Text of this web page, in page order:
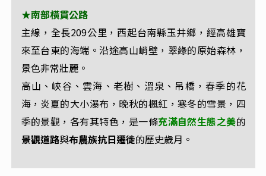
★天池
天池為南橫公路梅山至埡口著名的自然景觀，約在南
橫公路135公里處，海拔約兩千三百公尺，由於湖形狀
如心臟，被稱為心湖，亦有
因地處高海拔，經常有雲霧繚繞，宛若天上池畔。
★南部橫貫公路
主線，全長209公里，西起台南縣玉井鄉，經高雄寶
來至台東的海端。沿途高山峭壁，翠綠的原始森林，
景色非常壯麗。
高山、峽谷、雲海、老樹、溫泉、吊橋，春季的花
海，炎夏的大小瀑布，晚秋的楓紅，寒冬的雪景，四
季的景觀， 各有其特色，是一條充滿自然生態之美的
景觀道路與布農族抗日遷徙的歷史歲月。